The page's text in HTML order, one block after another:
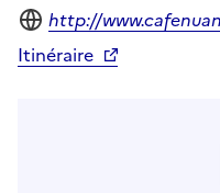
Adresse
Site internet
http://
Itinéraire